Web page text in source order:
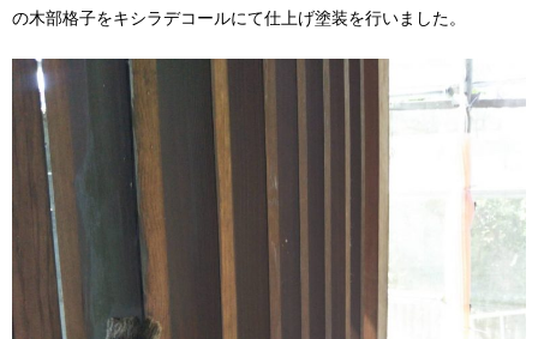
の木部格子をキシラデコールにて仕上げ塗装を行いました。